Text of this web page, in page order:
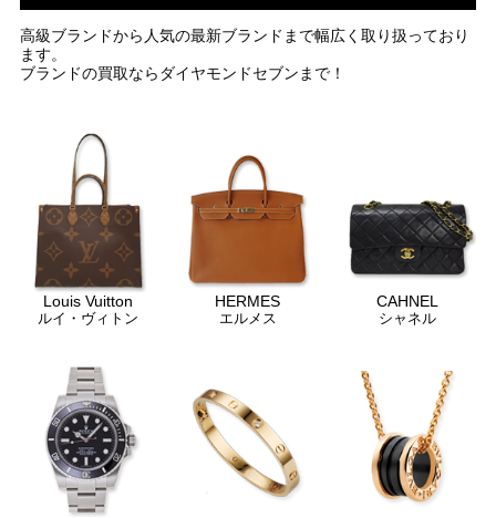
高級ブランドから人気の最新ブランドまで幅広く取り扱っており
ます。
ブランドの買取ならダイヤモンドセブンまで！
Louis Vuitton
ルイ・ヴィトン
HERMES
エルメス
CAHNEL
シャネル